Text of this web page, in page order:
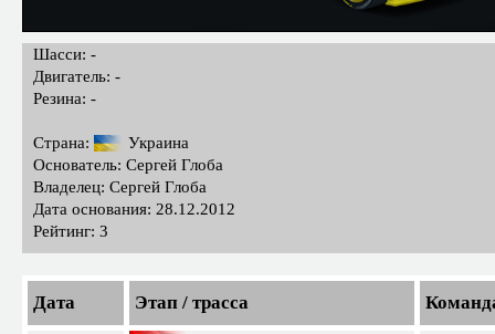
Шасси: -
Двигатель: -
Резина: -
Страна:
Украина
Основатель: Сергей Глоба
Владелец: Сергей Глоба
Дата основания: 28.12.2012
Рейтинг: 3
Дата Этап / трасса